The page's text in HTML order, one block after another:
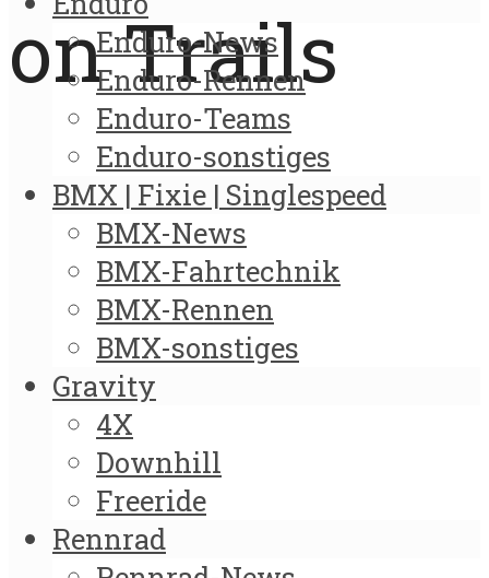
on Trails
Enduro-News
Enduro-Rennen
Enduro-Teams
Enduro-sonstiges
BMX | Fixie | Singlespeed
BMX-News
BMX-Fahrtechnik
BMX-Rennen
BMX-sonstiges
Gravity
4X
Downhill
Freeride
Rennrad